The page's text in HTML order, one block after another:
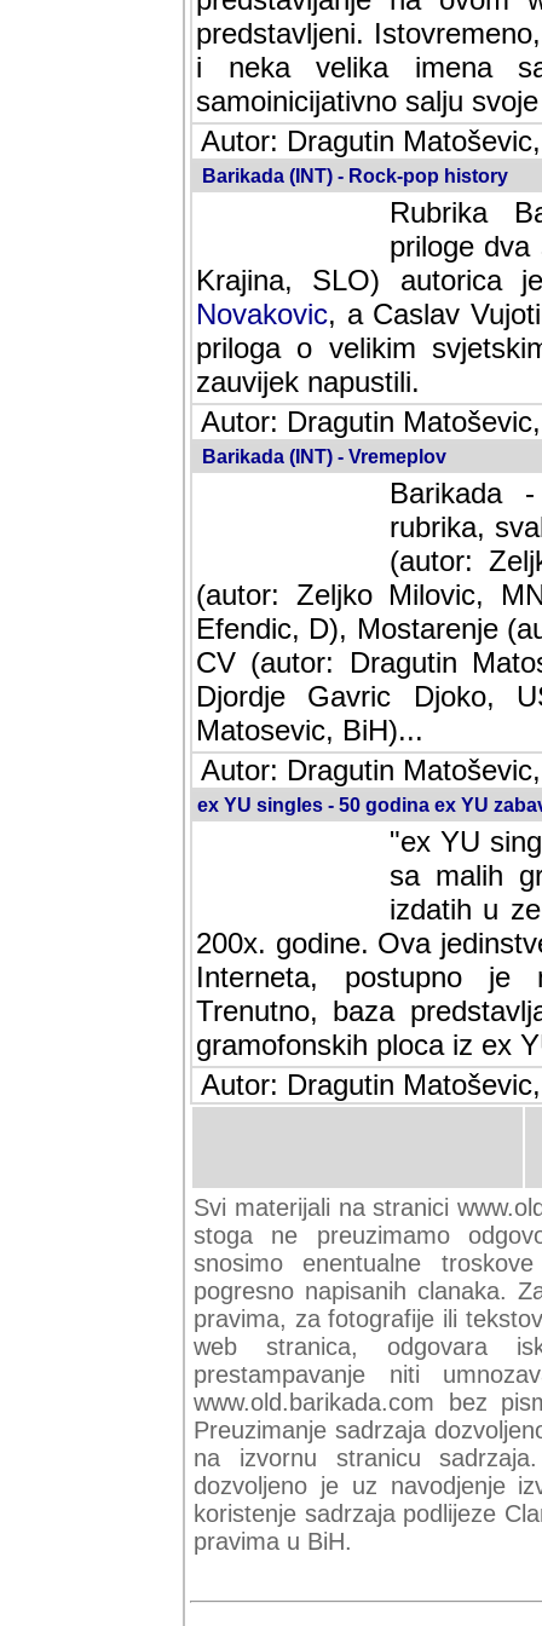
predstavljeni.
i neka velika imena
samoinicijativno salju
Autor: Dragutin
Barikada (INT) - Rock-pop history
Rubrika
dva
SLO) autorica je velikog
Caslav Vujotic
velikim svjetskim
napustili.
Autor: Dragutin
Barikada (INT) - Vremeplov
Barikada
rubrika,
(autor:
(autor: Zeljko Milovic,
Efendic, D), Mostarenje
CV (autor: Dragutin
Djordje Gavric Djoko,
Matosevic, BiH)...
Autor: Dragutin
ex YU singles - 50 godina ex YU
"ex YU
sa malih
izdatih u
200x. godine. Ova
Interneta, postupno je
baza predstavlja
ploca iz ex YU.
Autor: Dragutin
Svi materijali na stranici
stoga ne preuzimamo
snosimo enentualne
pogresno napisanih clanaka.
pravima, za fotografije ili
web stranica, odgovara
prestampavanje niti
www.old.barikada.com bez
Preuzimanje sadrzaja
na izvornu stranicu
dozvoljeno je uz navodjenje
koristenje sadrzaja podlijeze
pravima u BiH.